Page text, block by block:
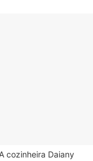
cozinheira Daiany